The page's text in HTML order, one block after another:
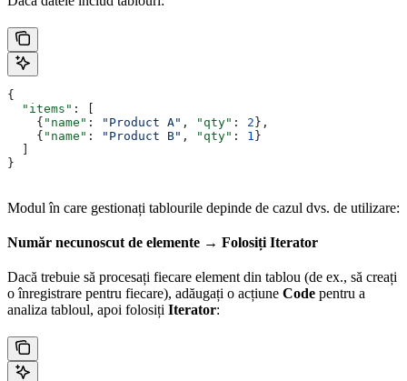
{
  "items"
: [
    {
"name" : "Product A" , "qty" : 2 },
    {
"name" : "Product B" , "qty" : 1 }
}
Modul în care gestionați tablourile depinde de cazul dvs. de utilizare:
Număr necunoscut de elemente → Folosiți Iterator
Dacă trebuie să procesați fiecare element din tablou (de ex., să creați
o înregistrare pentru fiecare), adăugați o acțiune Code pentru a
analiza tabloul, apoi folosiți Iterator: